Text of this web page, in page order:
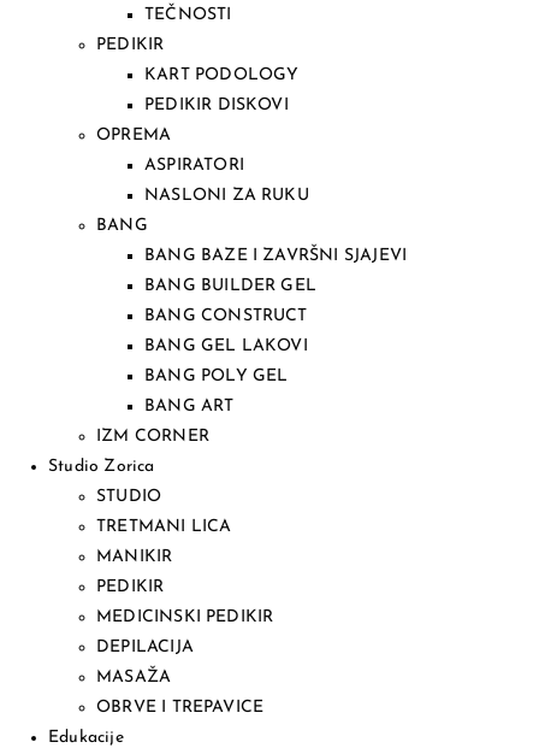
TEČNOSTI
PEDIKIR
KART PODOLOGY
PEDIKIR DISKOVI
OPREMA
ASPIRATORI
NASLONI ZA RUKU
BANG
BANG BAZE I ZAVRŠNI SJAJEVI
BANG BUILDER GEL
BANG CONSTRUCT
BANG GEL LAKOVI
BANG POLY GEL
BANG ART
IZM CORNER
Studio Zorica
STUDIO
TRETMANI LICA
MANIKIR
PEDIKIR
MEDICINSKI PEDIKIR
DEPILACIJA
MASAŽA
OBRVE I TREPAVICE
Edukacije